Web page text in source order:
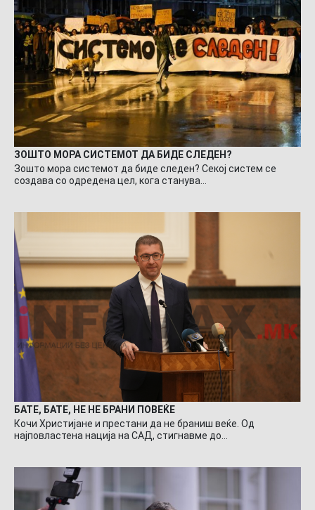
ЗОШТО МОРА СИСТЕМОТ ДА БИДЕ СЛЕДЕН?
Зошто мора системот да биде следен? Секој систем се
создава со одредена цел, кога станува…
БАТЕ, БАТЕ, НЕ НЕ БРАНИ ПОВЕЌЕ
Кочи Христијане и престани да не браниш веќе. Од
најповластена нација на САД, стигнавме до…